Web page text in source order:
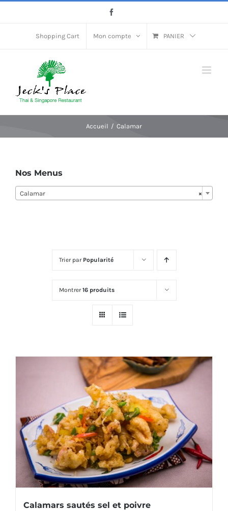
Shopping Cart Mon compte PANIER
Accueil Calamar
Trier par Popularité
Montrer16 produits
Calamars sautés sel et poivre
Nos Menus
×
Calamar